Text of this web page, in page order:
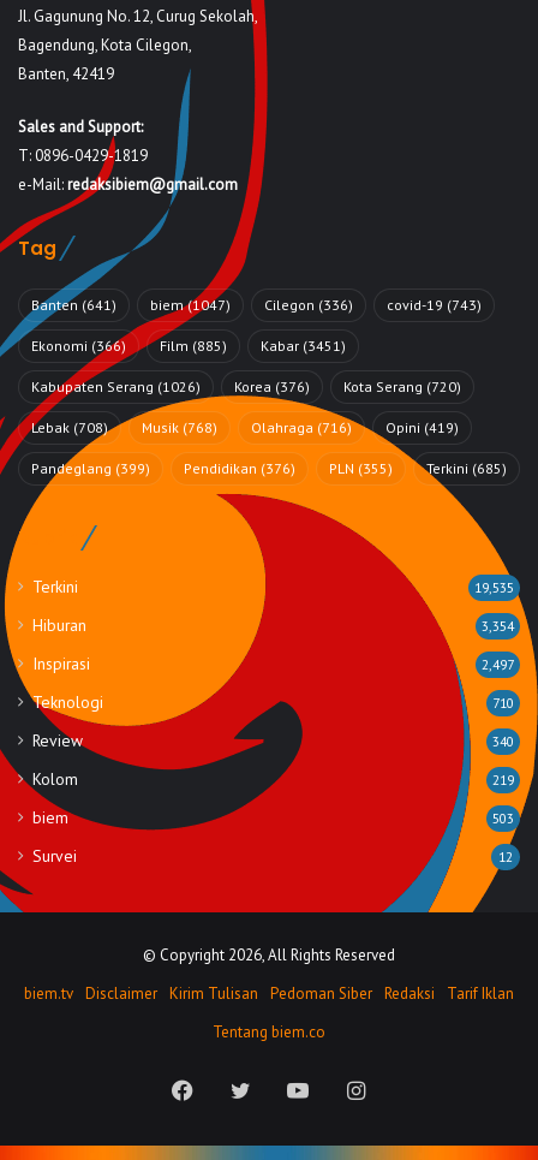
Jl. Gagunung No. 12, Curug Sekolah,
Bagendung, Kota Cilegon,
Banten, 42419
Sales and Support:
T: 0896-0429-1819
e-Mail:redaksibiem@gmail.com
Tag
Banten (641) biem(1047) Cilegon (336) covid-19 (743)
Ekonomi (366) Film (885) Kabar (3451)
Kabupaten Serang (1026) Korea (376) Kota Serang (720)
Lebak (708) Musik (768) Olahraga (716) Opini (419)
Pandeglang (399) Pendidikan (376) PLN (355) Terkini (685)
Rubrik
Terkini 19,535
Hiburan 3,354
Inspirasi 2,497
Teknologi 710
Review 340
Kolom 219
biem 503
Survei 12
© Copyright 2026, All Rights Reserved
biem.tv Disclaimer Kirim Tulisan Pedoman Siber Redaksi
Tarif Iklan
Tentang biem.co
FacebookTwitter YouTubeInstagram